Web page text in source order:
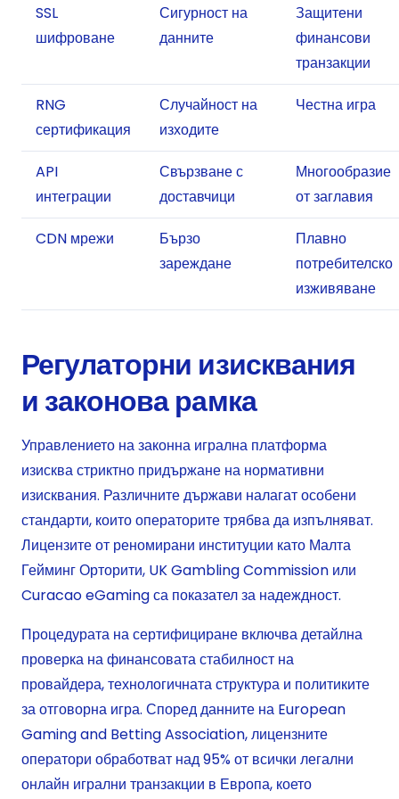
SSL
шифроване
Сигурност на
данните
Защитени
финансови
транзакции
RNG
сертификация
Случайност на
изходите
Честна игра
API
интеграции
Свързване с
доставчици
Многообразие
от заглавия
CDN мрежи
Бързо
зареждане
Плавно
потребителско
изживяване
Регулаторни изисквания
и законова рамка
Управлението на законна игрална платформа
изисква стриктно придържане на нормативни
изисквания. Различните държави налагат особени
стандарти, които операторите трябва да изпълняват.
Лицензите от реномирани институции като Малта
Гейминг Орторити, UK Gambling Commission или
Curacao eGaming са показател за надеждност.
Процедурата на сертифициране включва детайлна
проверка на финансовата стабилност на
провайдера, технологичната структура и политиките
за отговорна игра. Според данните на European
Gaming and Betting Association, лицензните
оператори обработват над 95% от всички легални
онлайн игрални транзакции в Европа, което